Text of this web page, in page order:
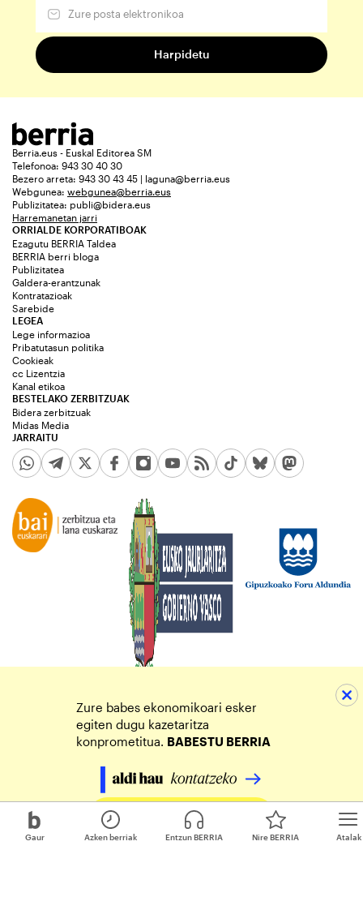
Gaur Atalak
Azken berriak Entzun BERRIA Nire BERRIA
Berria.eus - Euskal Editorea SM
Telefonoa: 943 30 40 30
Bezero arreta: 943 30 43 45 | laguna@berria.eus
Webgunea: webgunea@berria.eus
Publizitatea: publi@bidera.eus
Harremanetan jarri
ORRIALDE KORPORATIBOAK
Ezagutu BERRIA Taldea
BERRIA berri bloga
Publizitatea
Galdera-erantzunak
Kontratazioak
Sarebide
JARRAITU
LEGEA
Lege informazioa
Pribatutasun politika
Cookieak
cc Lizentzia
Kanal etikoa
BESTELAKO ZERBITZUAK
Bidera zerbitzuak
Midas Media
Zure babes ekonomikoari esker
egiten dugu kazetaritza
konprometitua. BABESTU BERRIA
Egin zure ekarpena